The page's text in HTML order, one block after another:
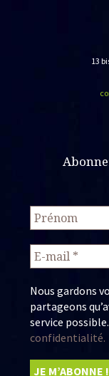
13
Nous gardons
partageons
service possible.
confidentialité.